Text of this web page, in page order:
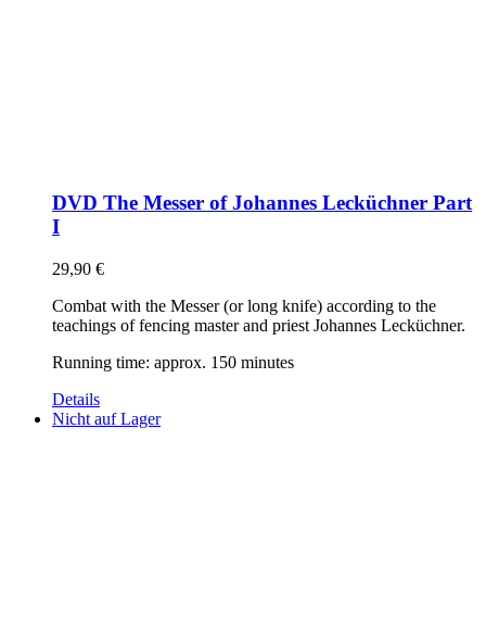
DVD The Messer of Johannes Lecküchner Part
I
29,90 €
Combat with the Messer (or long knife) according to the
teachings of fencing master and priest Johannes Lecküchner.
Running time: approx. 150 minutes
Details
Nicht auf Lager